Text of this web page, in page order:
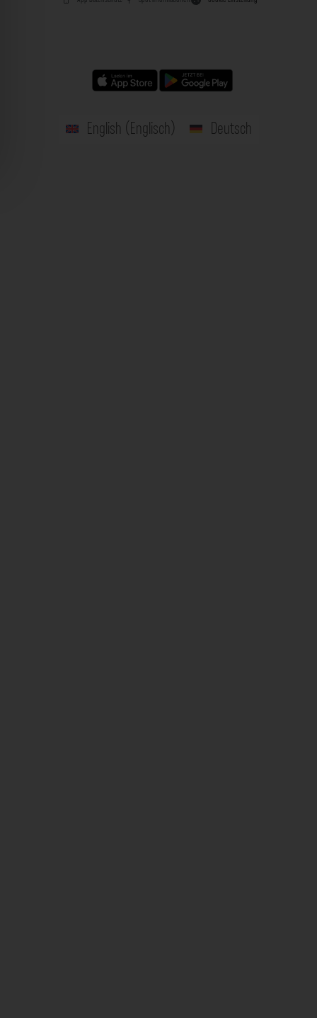
English (Englisch) Deutsch